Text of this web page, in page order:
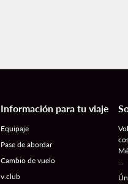
Información para tu viaje
Equipaje
Pase de abordar
Cambio de vuelo
v.club
…